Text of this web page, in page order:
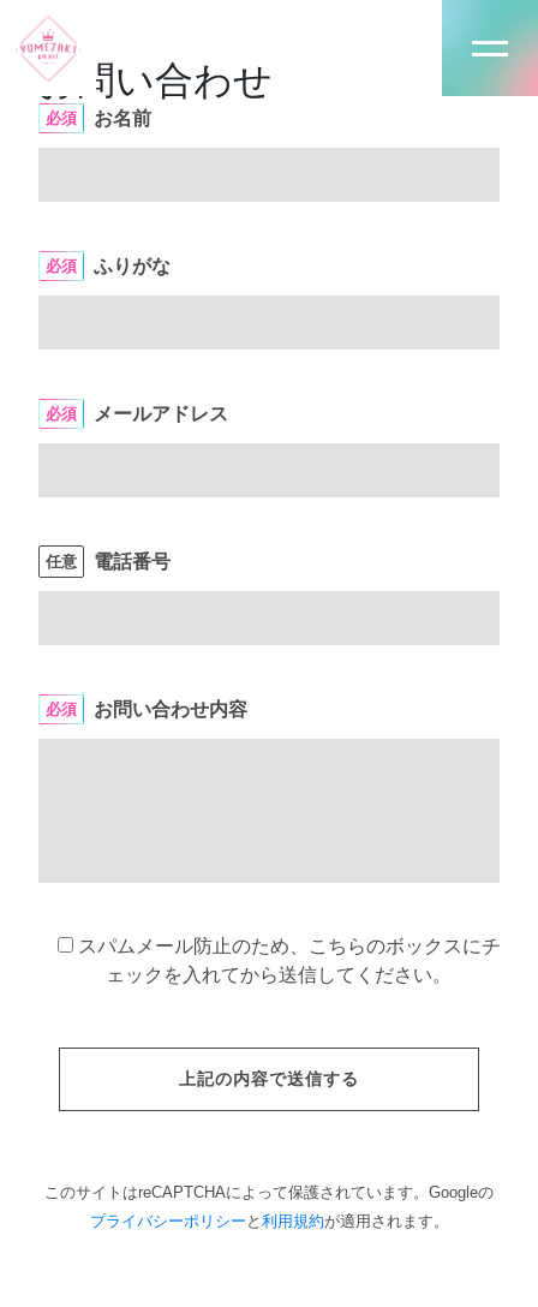
お問い合わせ
必須 お名前
必須 ふりがな
必須 メールアドレス
任意 電話番号
必須 お問い合わせ内容
スパムメール防止のため、こちらのボックスにチ
ェックを入れてから送信してください。
このサイトはreCAPTCHAによって保護されています。Googleの
プライバシーポリシー と 利用規約が適用されます。